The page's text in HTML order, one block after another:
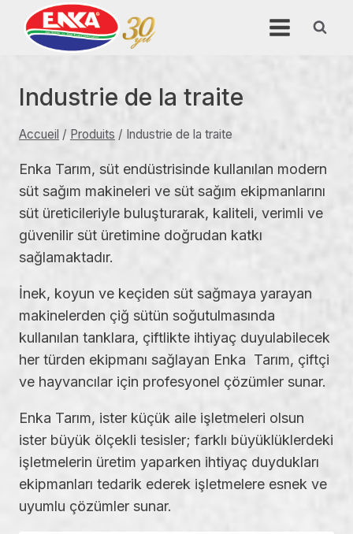
contenu
Industrie de la traite
Accueil / Produits / Industrie de la traite
Enka Tarım, süt endüstrisinde kullanılan modern
süt sağım makineleri ve süt sağım ekipmanlarını
süt üreticileriyle buluşturarak, kaliteli, verimli ve
güvenilir süt üretimine doğrudan katkı
sağlamaktadır.
İnek, koyun ve keçiden süt sağmaya yarayan
makinelerden çiğ sütün soğutulmasında
kullanılan tanklara, çiftlikte ihtiyaç duyulabilecek
her türden ekipmanı sağlayan Enka Tarım, çiftçi
ve hayvancılar için profesyonel çözümler sunar.
Enka Tarım, ister küçük aile işletmeleri olsun
ister büyük ölçekli tesisler; farklı büyüklüklerdeki
işletmelerin üretim yaparken ihtiyaç duydukları
ekipmanları tedarik ederek işletmelere esnek ve
uyumlu çözümler sunar.